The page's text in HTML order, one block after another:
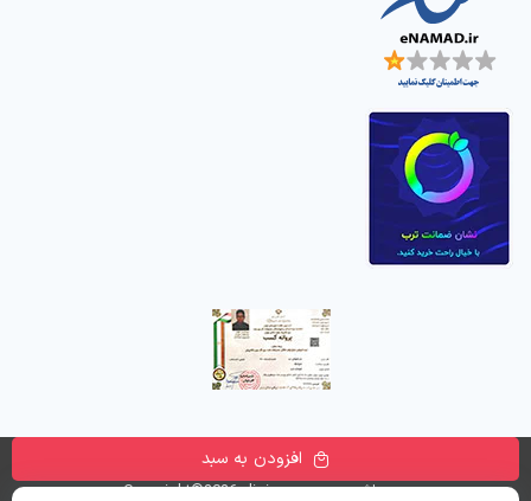
تمامی حقوق این وب سایت متعلق به فروشگاه اینترنتی دیجی پارسه
می باشد. Copyright©2026 digiparse.com
افزودن به سبد